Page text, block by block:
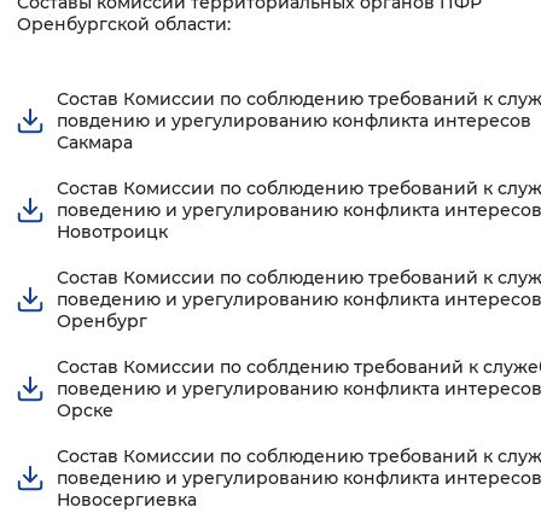
Оренбургской области:
Состав Комиссии по соблюдению требований к
повдению и урегулированию конфликта интересов
Сакмара
Состав Комиссии по соблюдению требований к
поведению и урегулированию конфликта интересов
Новотроицк
Состав Комиссии по соблюдению требований к
поведению и урегулированию конфликта интересов
Оренбург
Состав Комиссии по соблдению требований к
поведению и урегулированию конфликта интересов
Орске
Состав Комиссии по соблюдению требований к
поведению и урегулированию конфликта интересов
Новосергиевка